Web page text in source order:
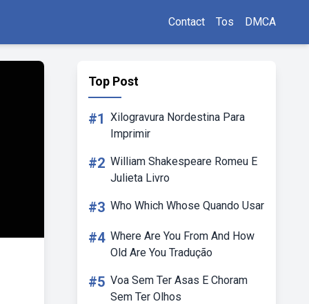
Contact Tos DMCA
Top Post
#1 Xilogravura Nordestina Para
Imprimir
#2 William Shakespeare Romeu E
Julieta Livro
#3 Who Which Whose Quando Usar
#4 Where Are You From And How
Old Are You Tradução
#5 Voa Sem Ter Asas E Choram
Sem Ter Olhos